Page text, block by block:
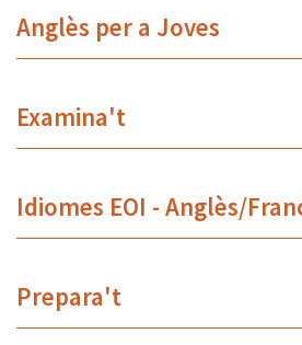
Anglès per a Joves
Examina't
Idiomes EOI - Anglès/
Prepara't